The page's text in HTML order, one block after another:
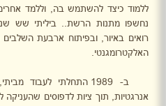
ללמוד כיצד להשתמש בה, וללמד
נחשפו מתנות הרשת.. ביליתי שש
רואים באיור, ובפיתוח ארבעת
האלקטרומגנטי.
ב- 1989 התחלתי לעבוד
אנרגטיות, תוך ציות לדפוסים שהעניקה